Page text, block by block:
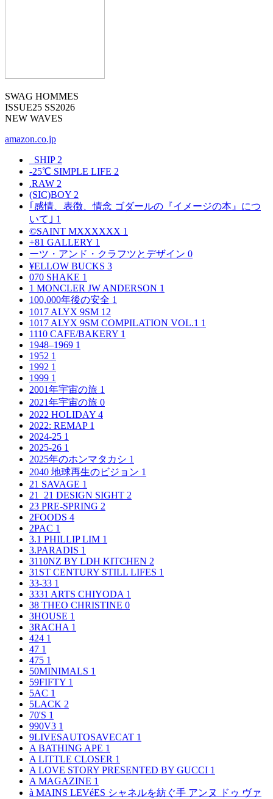
SWAG HOMMES
ISSUE25 SS2026
NEW WAVES
amazon.co.jp
_SHIP 2
-25℃ SIMPLE LIFE 2
.RAW 2
(SIC)BOY 2
｢感情、表徴、情念 ゴダールの『イメージの本』につ
いて｣ 1
©SAINT MXXXXXX 1
+81 GALLERY 1
ーツ・アンド・クラフツとデザイン 0
¥ELLOW BUCKS 3
070 SHAKE 1
1 MONCLER JW ANDERSON 1
100,000年後の安全 1
1017 ALYX 9SM 12
1017 ALYX 9SM COMPILATION VOL.1 1
1110 CAFE/BAKERY 1
1948–1969 1
1952 1
1992 1
1999 1
2001年宇宙の旅 1
2021年宇宙の旅 0
2022 HOLIDAY 4
2022: REMAP 1
2024-25 1
2025-26 1
2025年のホンマタカシ 1
2040 地球再生のビジョン 1
21 SAVAGE 1
21_21 DESIGN SIGHT 2
23 PRE-SPRING 2
2FOODS 4
2PAC 1
3.1 PHILLIP LIM 1
3.PARADIS 1
3110NZ BY LDH KITCHEN 2
31ST CENTURY STILL LIFES 1
33-33 1
3331 ARTS CHIYODA 1
38 THEO CHRISTINE 0
3HOUSE 1
3RACHA 1
424 1
47 1
475 1
50MINIMALS 1
59FIFTY 1
5AC 1
5LACK 2
70'S 1
990V3 1
9LIVESAUTOSAVECAT 1
A BATHING APE 1
A LITTLE CLOSER 1
A LOVE STORY PRESENTED BY GUCCI 1
A MAGAZINE 1
à MAINS LEVéES シャネルを紡ぐ手 アンヌ ドゥ ヴァ